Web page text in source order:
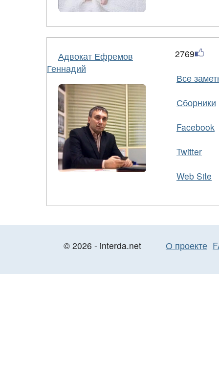
Адвокат Ефремов
Геннадий
2769
Все
Сборники
Facebook
Twitter
Web Site
© 2026 - interda.net О проекте